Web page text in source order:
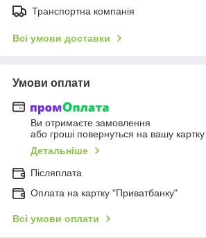
Транспортна компанія
Всі умови доставки
Умови оплати
Ви отримаєте замовлення
або гроші повернуться на вашу картку
Детальніше
Післяплата
Оплата на картку "Приватбанку"
Всі умови оплати